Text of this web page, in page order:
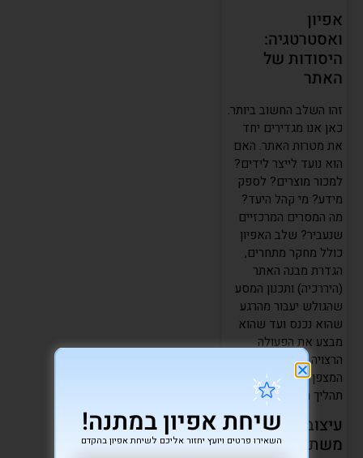
אפיון
ואסטרטגיה:
היסודות של
האתר
זהו השלב החשוב ביותר.
כאן אנו מגדירים יחד
את מטרות האתר. האם
הוא נועד לייצר לידים?
למכור מוצרים? לספק
מידע? מי קהל היעד?
מה המסרים המרכזיים
שנעביר? שלב האפיון
כולל מחקר מתחרים,
הגדרת מבנה האתר
(היררכיה) ותכנון המסע
שהגולש יעבור מהרגע
שהוא נכנס ועד שהוא
מבצע את הפעולה
הרצויה. אפיון מדויק הוא
המצפן שמנחה את כל
תהליך העיצוב והפיתוח.
עיצוב חווית
משתמש (UI/UX)
שיחת אפיון במתנה!
השאירו פרטים ויועץ יחזור אליכם לשיחת אפיון בהקדם